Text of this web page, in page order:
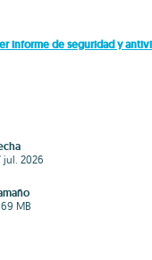
informe de seguridad y
jul. 2026
MB